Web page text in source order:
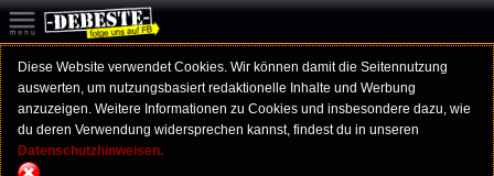
Diese Website verwendet Cookies. Wir können damit die Seitennutzung
auswerten, um nutzungsbasiert redaktionelle Inhalte und Werbung
anzuzeigen. Weitere Informationen zu Cookies und insbesondere dazu, wie
du deren Verwendung widersprechen kannst, findest du in unseren
Datenschutzhinweisen.